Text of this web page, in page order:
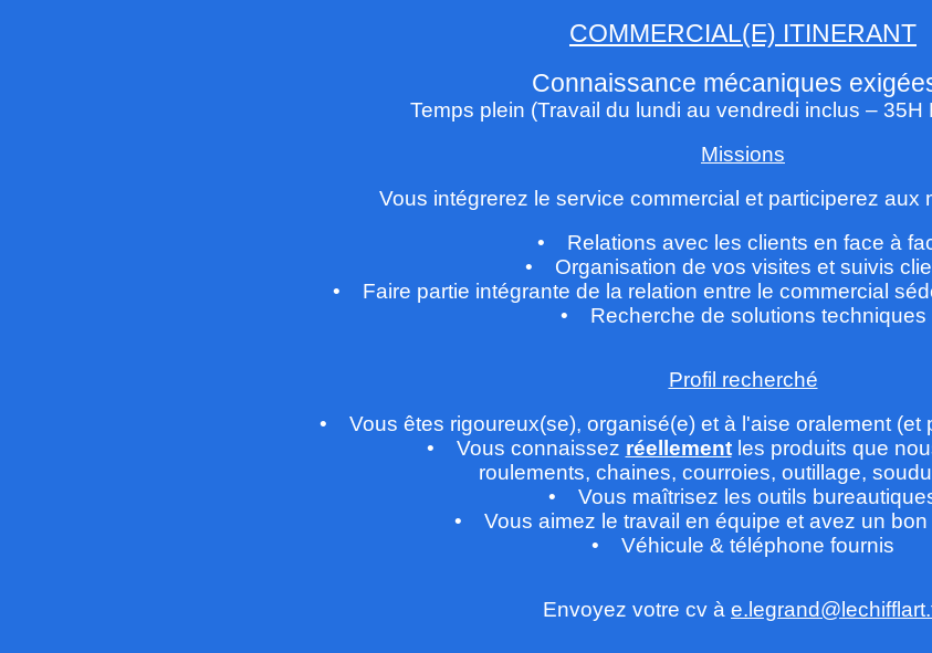
COMMERCIAL(E) ITINERANT
Connaissance mécaniques
Temps plein (Travail du lundi au vendredi inclus – 35H
Missions
Vous intégrerez le service commercial et participerez aux
• Relations avec les clients en face à
• Organisation de vos visites et suivis
• Faire partie intégrante de la relation entre le commercial
• Recherche de solutions techniques
Profil recherché
• Vous êtes rigoureux(se), organisé(e) et à l'aise oralement (et
• Vous connaissez réellementles produits que
roulements, chaines, courroies, outillage,
• Vous maîtrisez les outils
• Vous aimez le travail en équipe et avez un bon
• Véhicule & téléphone fournis
Envoyez votre cv à